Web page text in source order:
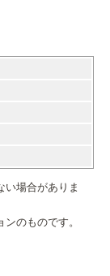
場合がありま
のものです。